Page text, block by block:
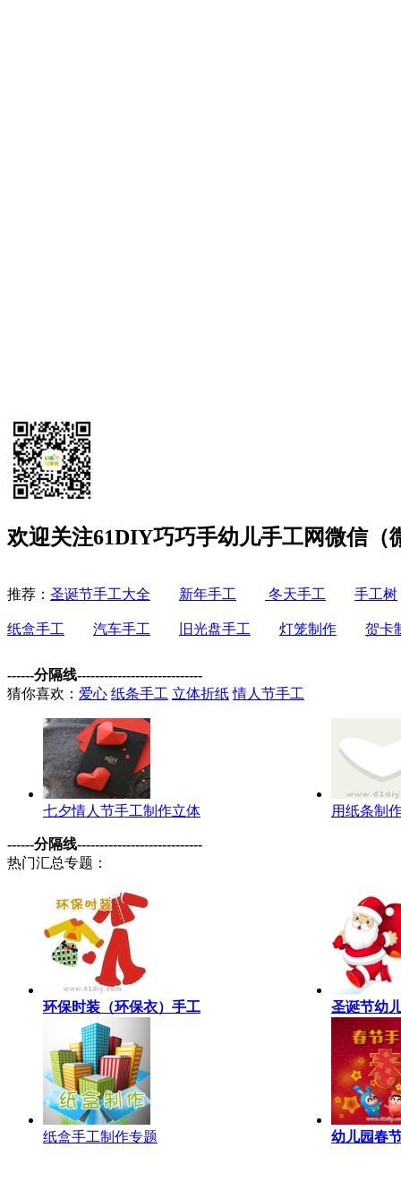
欢迎关注61DIY巧巧手幼儿手工网微信（
推荐： 圣诞节手工大全 新年手工 冬天手工 手工树
纸盒手工 汽车手工 旧光盘手工 灯笼制作 贺卡
------分隔线----------------------------
猜你喜欢： 爱心 纸条手工 立体折纸 情人节手工
七夕情人节手工制作立体 用纸条制
------分隔线----------------------------
热门汇总专题：
环保时装（环保衣）手工 圣诞节幼
纸盒手工制作专题 幼儿园春